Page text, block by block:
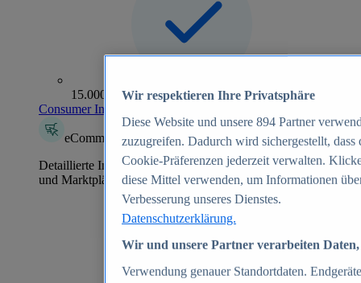
15.000+ Marken
Consumer Insights entdecken
eCommerce Insights
Detaillierte Informationen zu mehr als 39.000 Online-Shops
und Marktplätzen
Wir respektieren Ihre Privatsphäre
Diese Website und unsere 894 Partner
zuzugreifen. Dadurch wird sichergestellt,
Cookie-Präferenzen jederzeit verwalten.
diese Mittel verwenden, um Informationen
Verbesserung unseres Dienstes.
Datenschutzerklärung.
Wir und unsere Partner verarbeiten
Verwendung genauer Standortdaten.